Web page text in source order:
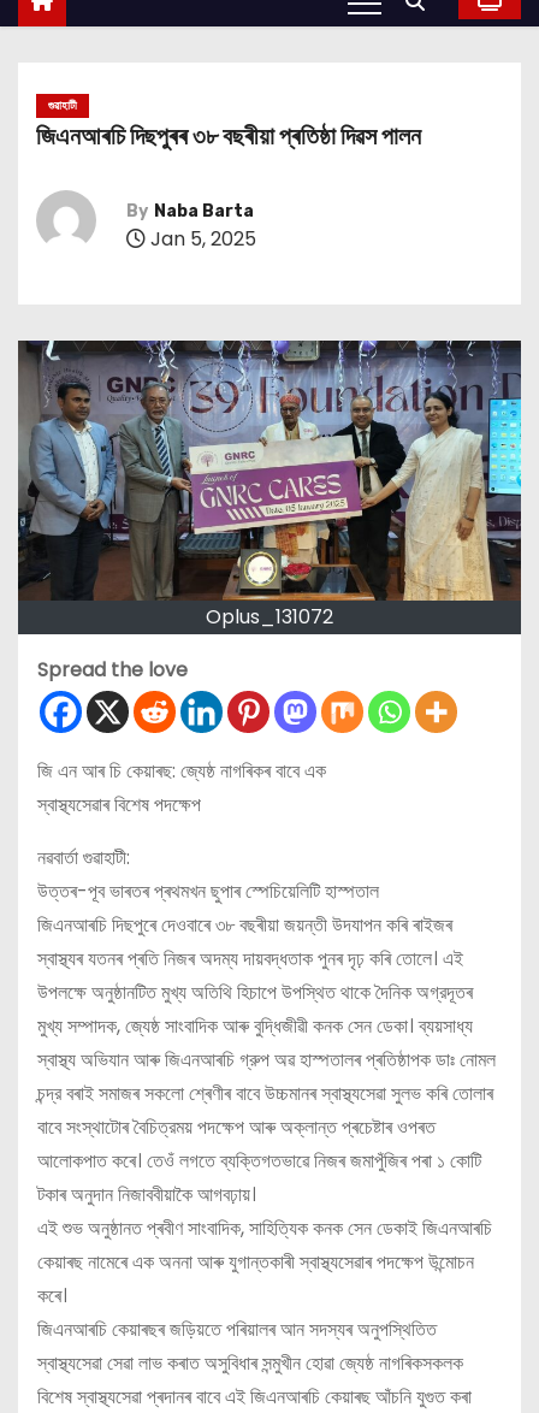
গুৱাহাটী
জিএনআৰচি দিছপুৰৰ ৩৮ বছৰীয়া প্ৰতিষ্ঠা দিৱস পালন
By Naba Barta
Jan 5, 2025
Oplus_131072
Spread the love
জি এন আৰ চি কেয়াৰছ: জ্যেষ্ঠ নাগৰিকৰ বাবে এক
স্বাস্থ্যসেৱাৰ বিশেষ পদক্ষেপ
নৱবার্তা গুৱাহাটী:
উত্তৰ-পূব ভাৰতৰ প্ৰথমখন ছুপাৰ স্পেচিয়েলিটি হাস্পতাল
জিএনআৰচি দিছপুৰে দেওবাৰে ৩৮ বছৰীয়া জয়ন্তী উদযাপন কৰি ৰাইজৰ
স্বাস্থ্যৰ যতনৰ প্ৰতি নিজৰ অদম্য দায়বদ্ধতাক পুনৰ দৃঢ় কৰি তোলে। এই
উপলক্ষে অনুষ্ঠানটিত মুখ্য অতিথি হিচাপে উপস্থিত থাকে দৈনিক অগ্রদূতৰ
মুখ্য সম্পাদক, জ্যেষ্ঠ সাংবাদিক আৰু বুদ্ধিজীৱী কনক সেন ডেকা। ব্যয়সাধ্য
স্বাস্থ্য অভিযান আৰু জিএনআৰচি গ্রুপ অৱ হাস্পতালৰ প্ৰতিষ্ঠাপক ডাঃ নোমল
চন্দ্র বৰাই সমাজৰ সকলো শ্ৰেণীৰ বাবে উচ্চমানৰ স্বাস্থ্যসেৱা সুলভ কৰি তোলাৰ
বাবে সংস্থাটোৰ বৈচিত্রময় পদক্ষেপ আৰু অক্লান্ত প্ৰচেষ্টাৰ ওপৰত
আলোকপাত কৰে। তেওঁ লগতে ব্যক্তিগতভাৱে নিজৰ জমাপুঁজিৰ পৰা ১ কোটি
টকাৰ অনুদান নিজাববীয়াকৈ আগবঢ়ায়।
এই শুভ অনুষ্ঠানত প্ৰবীণ সাংবাদিক, সাহিত্যিক কনক সেন ডেকাই জিএনআৰচি
কেয়াৰছ নামেৰে এক অননা আৰু যুগান্তকাৰী স্বাস্থ্যসেৱাৰ পদক্ষেপ উন্মোচন
কৰে।
জিএনআৰচি কেয়াৰছৰ জড়িয়তে পৰিয়ালৰ আন সদস্যৰ অনুপস্থিতিত
স্বাস্থ্যসেৱা সেৱা লাভ কৰাত অসুবিধাৰ সন্মুখীন হোৱা জ্যেষ্ঠ নাগৰিকসকলক
বিশেষ স্বাস্থ্যসেৱা প্ৰদানৰ বাবে এই জিএনআৰচি কেয়াৰছ আঁচনি যুগুত কৰা